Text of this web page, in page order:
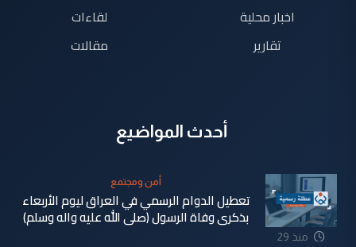
اخبار محلية
تقارير
لقاءات
مقالات
أحدث المواضيع
منذ 29
أمن ومجتمع
تعطيل الدوام الرسمي في العراق ليوم الأربعاء
بذكرى وفاة الرسول (صلى الله عليه واله وسلم)